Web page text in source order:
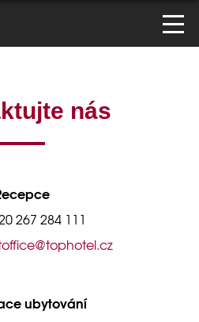
nás
267 284 111
ubytování